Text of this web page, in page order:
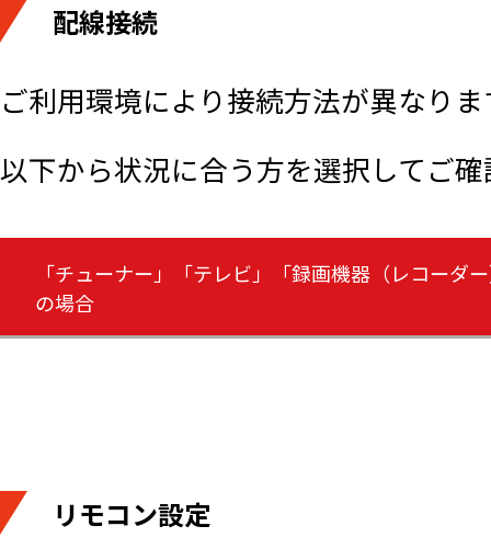
配線接続
ご利用環境により接続方法が異なりま
以下から状況に合う方を選択してご
「チューナー」「テレビ」「録画機器（レコーダ
の場合
リモコン設定